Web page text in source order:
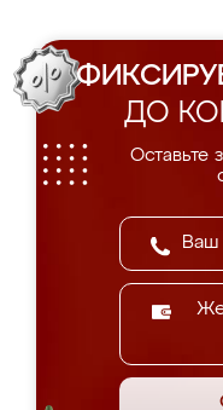
ДО
Оставьте